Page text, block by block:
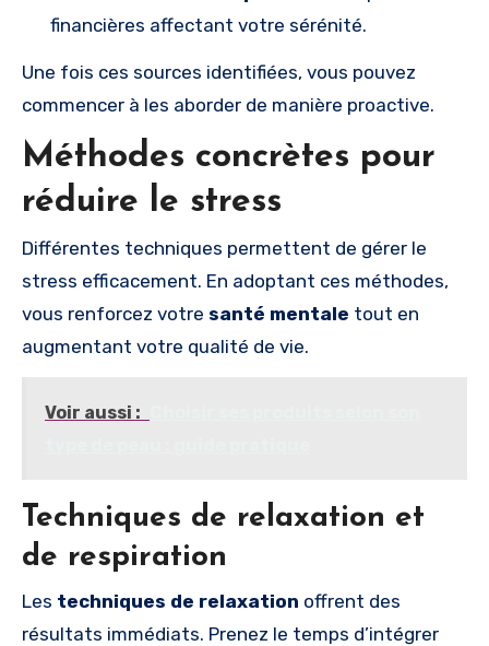
financières affectant votre sérénité.
Une fois ces sources identifiées, vous pouvez
commencer à les aborder de manière proactive.
Méthodes concrètes pour
réduire le stress
Différentes techniques permettent de gérer le
stress efficacement. En adoptant ces méthodes,
vous renforcez votre santé mentale tout en
augmentant votre qualité de vie.
Voir aussi :
Techniques de relaxation et
de respiration
Les techniques de relaxation offrent des
résultats immédiats. Prenez le temps d’intégrer